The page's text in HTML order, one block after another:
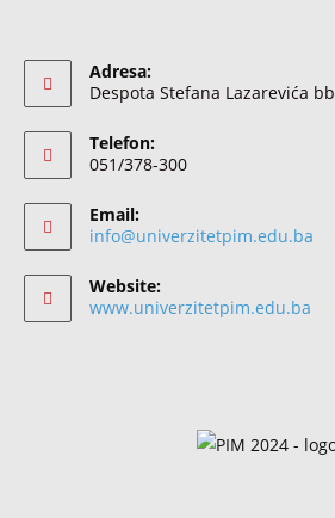
Adresa:
Despota Stefana Lazarevića bb
Telefon:
051/378-300
Email:
info@univerzitetpim.edu.ba
Website:
www.univerzitetpim.edu.ba